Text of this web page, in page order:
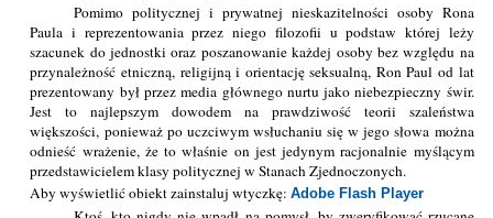
Pomimo politycznej i prywatnej nieskazitelności osoby Rona
Paula i reprezentowania przez niego filozofii u podstaw której leży
szacunek do jednostki oraz poszanowanie każdej osoby bez względu na
przynależność etniczną, religijną i orientację seksualną, Ron Paul od lat
prezentowany był przez media głównego nurtu jako niebezpieczny świr.
Jest to najlepszym dowodem na prawdziwość teorii szaleństwa
większości, ponieważ po uczciwym wsłuchaniu się w jego słowa można
odnieść wrażenie, że to właśnie on jest jedynym racjonalnie myślącym
przedstawicielem klasy politycznej w Stanach Zjednoczonych.
Aby wyświetlić obiekt zainstaluj wtyczkę:Adobe Flash Player